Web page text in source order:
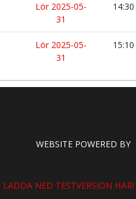
Lör 2025-05-
31
14:30
Lör 2025-05-
31
15:10
WEBSITE POWERED BY
LADDA NED TESTVERSION HÄR!